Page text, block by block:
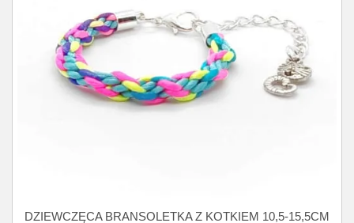
DZIEWCZĘCA BRANSOLETKA Z KOTKIEM 10,5-15,5CM